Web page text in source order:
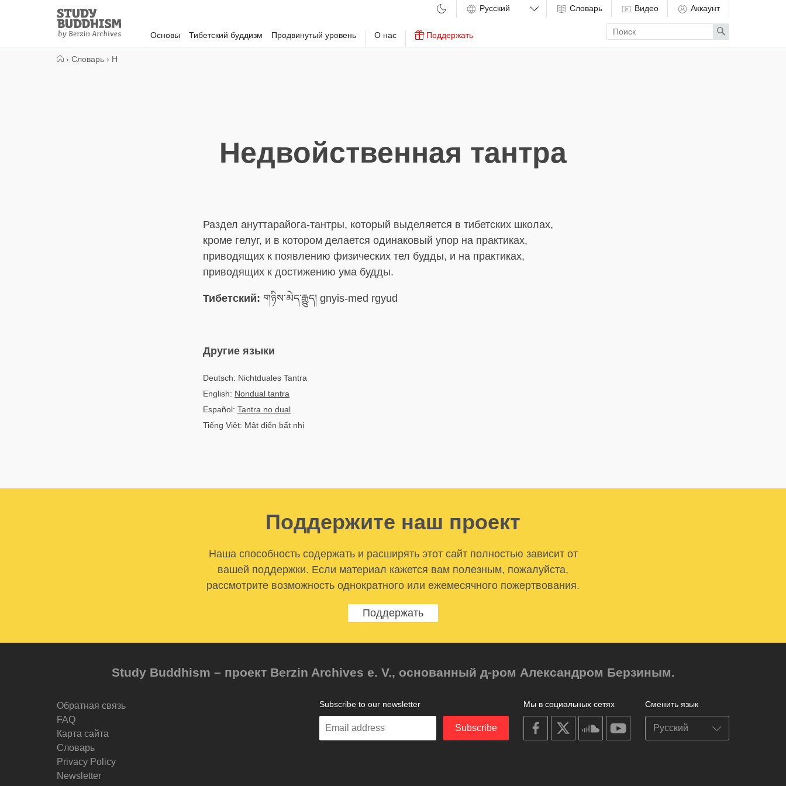
Study
Buddhism
Home
Основы Тибетский буддизм Продвинутый уровень О нас Поддержать
Словарь Видео Аккаунт
Enter
search
term
Search
› Словарь › Н
Недвойственная тантра
Раздел ануттарайога-тантры, который выделяется в тибетских школах,
кроме гелуг, и в котором делается одинаковый упор на практиках,
приводящих к появлению физических тел будды, и на практиках,
приводящих к достижению ума будды.
Тибетский: གཉིས་མེད་རྒྱུད། gnyis-med rgyud
Другие языки
Deutsch: Nichtduales Tantra
English: Nondual tantra
Español: Tantra no dual
Tiếng Việt: Mật điển bất nhị
Поддержите наш проект
Наша способность содержать и расширять этот сайт полностью зависит от
вашей поддержки. Если материал кажется вам полезным, пожалуйста,
рассмотрите возможность однократного или ежемесячного пожертвования.
Поддержать
Study Buddhism – проект Berzin Archives e. V., основанный д-ром Александром Берзиным.
Обратная связь
FAQ
Карта сайта
Словарь
Privacy Policy
Newsletter
Сменить язык
Мы в социальных сетях
on
facebook
on
on
soundcloudyoutube
Subscribe to our newsletter
Enter
Subscribe